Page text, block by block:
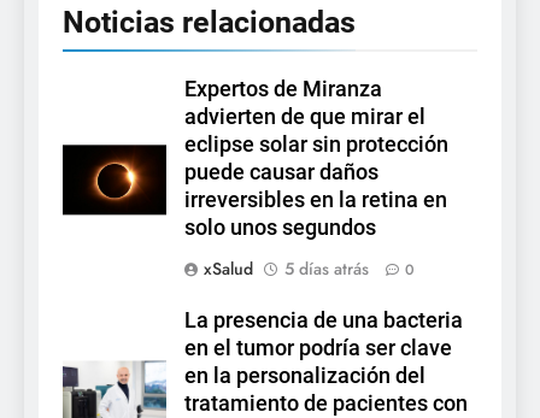
Noticias relacionadas
Expertos de Miranza
advierten de que mirar el
eclipse solar sin protección
puede causar daños
irreversibles en la retina en
solo unos segundos
xSalud
5 días atrás 0
La presencia de una bacteria
en el tumor podría ser clave
en la personalización del
tratamiento de pacientes con